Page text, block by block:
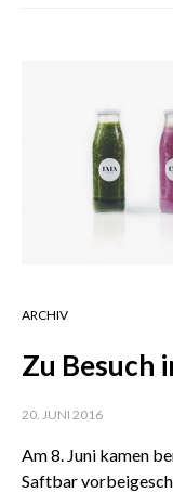
ARCHIV
Zu Besuch
20. JUNI 2016
Am 8. Juni kamen
Saftbar